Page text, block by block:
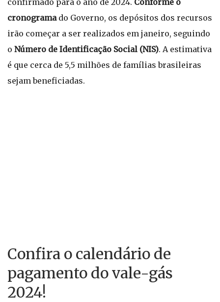
confirmado para o ano de 2024. Conforme o
cronogramado Governo, os depósitos dos recursos
irão começar a ser realizados em janeiro, seguindo
o Número de Identificação Social (NIS). A estimativa
é que cerca de 5,5 milhões de famílias brasileiras
sejam beneficiadas.
Confira o calendário de
pagamento do vale-gás
2024!